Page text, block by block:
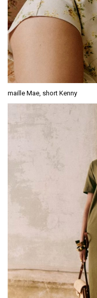
maille Mae, short Kenny